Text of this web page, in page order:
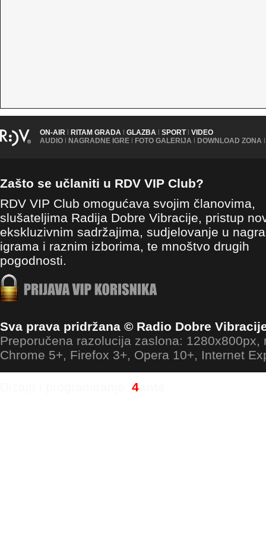
ON-AIR | RITAM GRADA | GLAZBA | SPORT | VIDEO
AUDIO | NAGRADNE IGRE | FOTO GALERIJA | DOWNLOAD ZONA |
Zašto se učlaniti u RDV VIP Club?
RDV VIP Club omogućava svojim članovima,
slušateljima Radija Dobre Vibracije, pristup
ekskluzivnim sadržajima, sudjelovanje u
igrama i raznim izborima, te mnoštvo drugih
pogodnosti.
Sva prava pridržana © Radio Dobre
Preporučena razolucija zaslona: 1280x800px,
Chrome 5+, Firefox 3+, Opera 10+, Internet
4